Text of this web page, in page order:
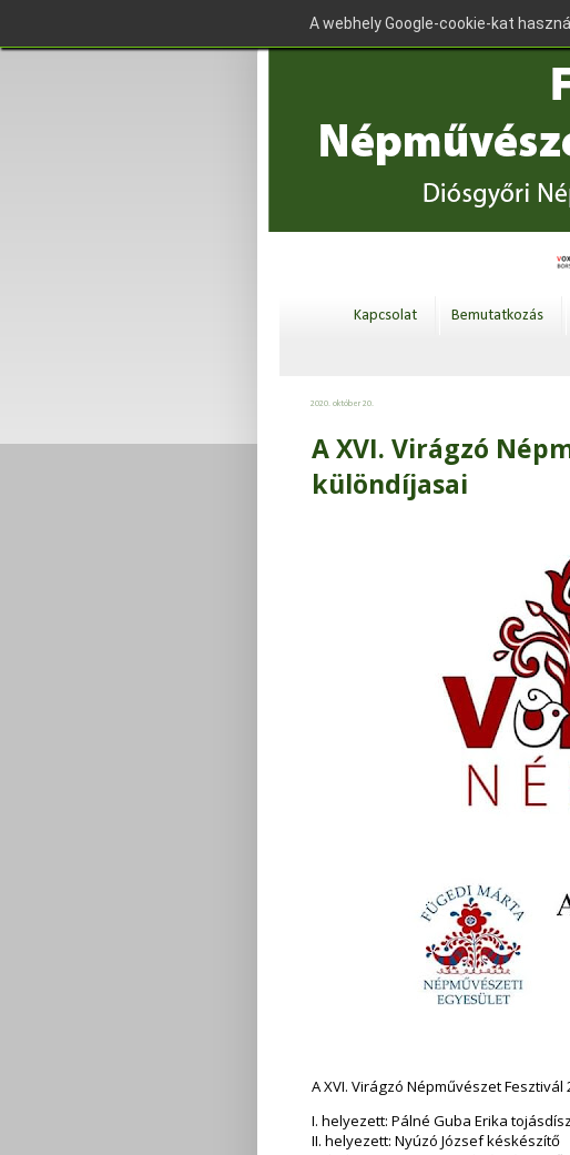
Kapcsolat Bemutatkozás
2020. október 20.
A XVI. Virágzó
különdíjasai
A XVI. Virágzó Népművészet
I. helyezett: Pálné Guba Erika
II. helyezett: Nyúzó József késkészítő
A webhely Google-cookie-kat